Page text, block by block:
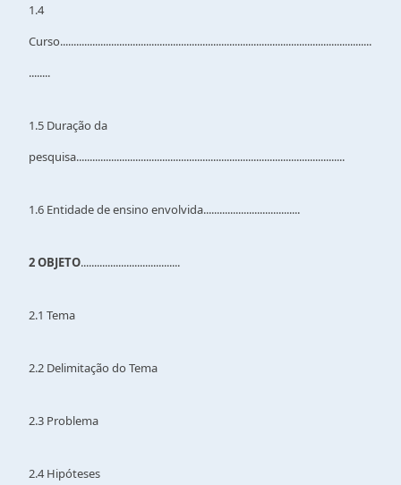
1.4
Curso....................................................................................................................
........
1.5 Duração da
pesquisa....................................................................................................
1.6 Entidade de ensino envolvida....................................
2 OBJETO.....................................
2.1 Tema
2.2 Delimitação do Tema
2.3 Problema
2.4 Hipóteses